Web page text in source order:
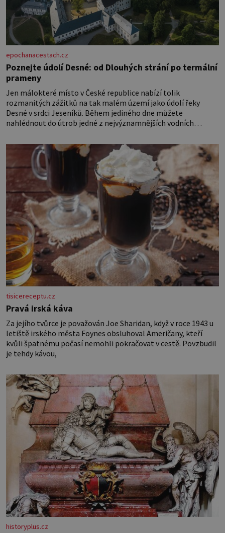
epochanacestach.cz
Poznejte údolí Desné: od Dlouhých strání po termální
prameny
Jen málokteré místo v České republice nabízí tolik
rozmanitých zážitků na tak malém území jako údolí řeky
Desné v srdci Jeseníků. Během jediného dne můžete
nahlédnout do útrob jedné z nejvýznamnějších vodních
koloběžce a den zakončit poznáváním památek ve Velkých
Losinách nebo v termálním
tisicereceptu.cz
Pravá irská káva
Za jejího tvůrce je považován Joe Sharidan, když v roce 1943 u
letiště irského města Foynes obsluhoval Američany, kteří
kvůli špatnému počasí nemohli pokračovat v cestě. Povzbudil
je tehdy kávou,
historyplus.cz